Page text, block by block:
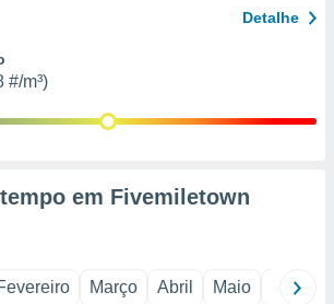
Detalhe
#/m³)
em Fivemiletown
Março Abril Maio Junho